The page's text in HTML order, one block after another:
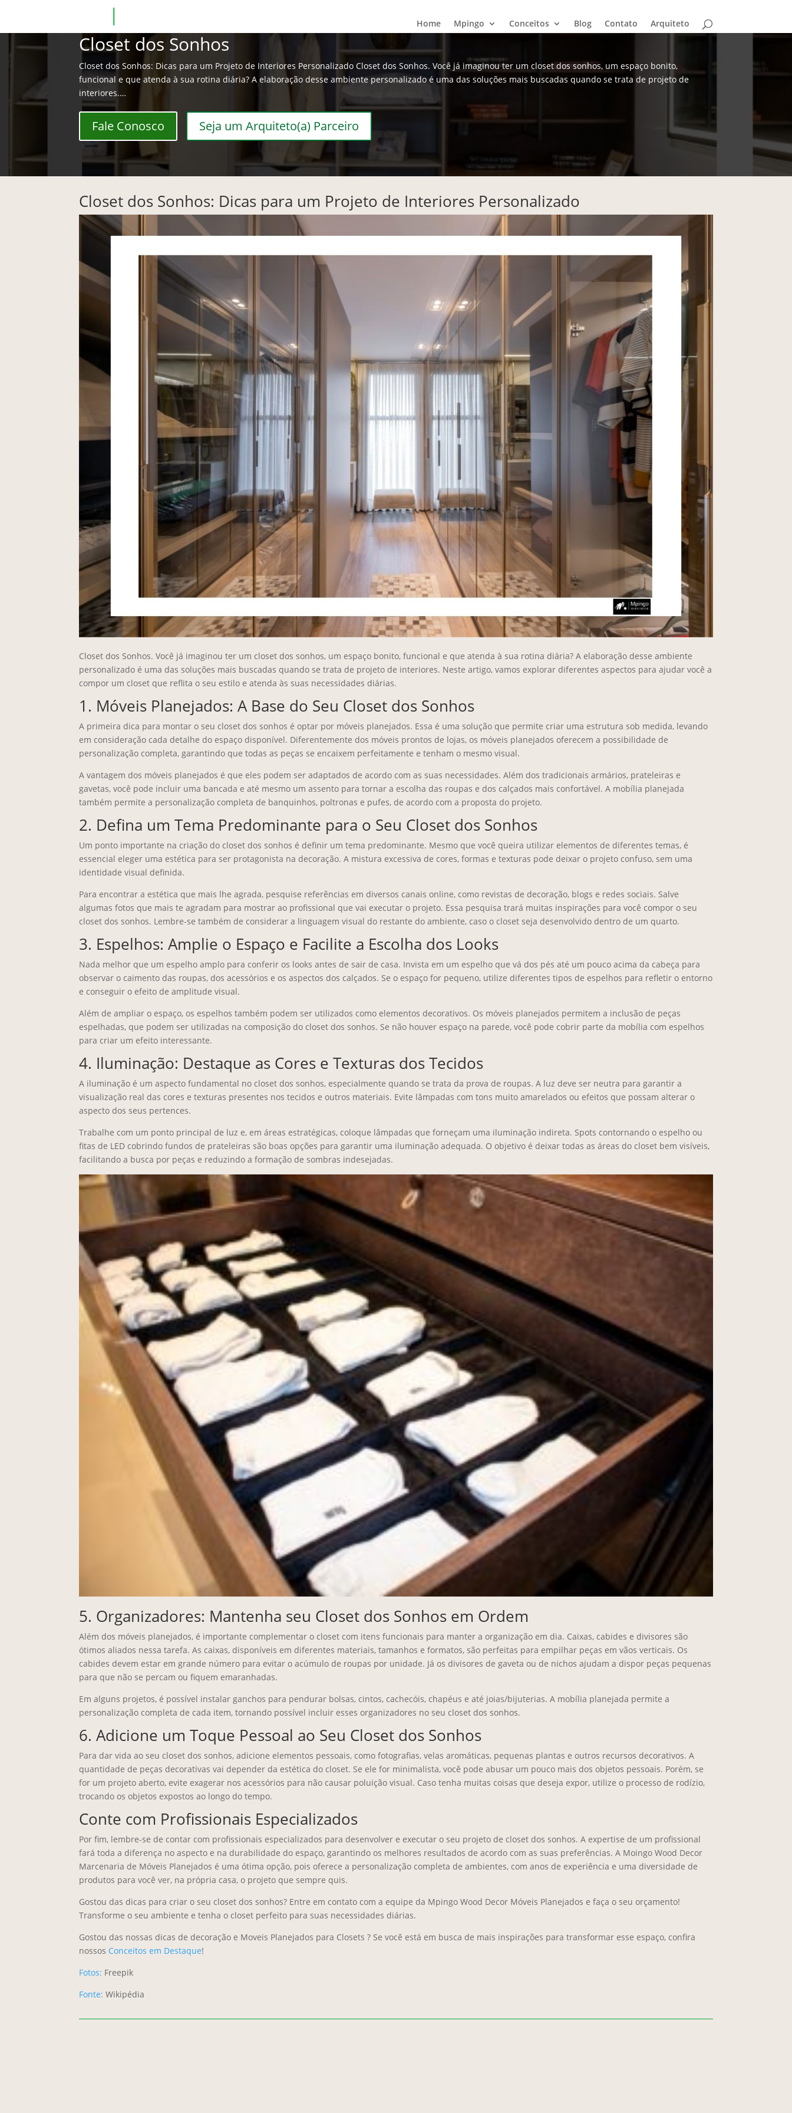
Home Mpingo Conceitos Blog Contato Arquiteto
Closet dos Sonhos
Closet dos Sonhos: Dicas para um Projeto de Interiores Personalizado Closet dos Sonhos. Você já imaginou ter um closet dos sonhos, um espaço bonito,
funcional e que atenda à sua rotina diária? A elaboração desse ambiente personalizado é uma das soluções mais buscadas quando se trata de projeto de
interiores.…
Fale Conosco Seja um Arquiteto(a) Parceiro
Closet dos Sonhos: Dicas para um Projeto de Interiores Personalizado
Closet dos Sonhos. Você já imaginou ter um closet dos sonhos, um espaço bonito, funcional e que atenda à sua rotina diária? A elaboração desse ambiente
personalizado é uma das soluções mais buscadas quando se trata de projeto de interiores. Neste artigo, vamos explorar diferentes aspectos para ajudar você a
compor um closet que reflita o seu estilo e atenda às suas necessidades diárias.
1. Móveis Planejados: A Base do Seu Closet dos Sonhos
A primeira dica para montar o seu closet dos sonhos é optar por móveis planejados. Essa é uma solução que permite criar uma estrutura sob medida, levando
em consideração cada detalhe do espaço disponível. Diferentemente dos móveis prontos de lojas, os móveis planejados oferecem a possibilidade de
personalização completa, garantindo que todas as peças se encaixem perfeitamente e tenham o mesmo visual.
A vantagem dos móveis planejados é que eles podem ser adaptados de acordo com as suas necessidades. Além dos tradicionais armários, prateleiras e
gavetas, você pode incluir uma bancada e até mesmo um assento para tornar a escolha das roupas e dos calçados mais confortável. A mobília planejada
também permite a personalização completa de banquinhos, poltronas e pufes, de acordo com a proposta do projeto.
2. Defina um Tema Predominante para o Seu Closet dos Sonhos
Um ponto importante na criação do closet dos sonhos é definir um tema predominante. Mesmo que você queira utilizar elementos de diferentes temas, é
essencial eleger uma estética para ser protagonista na decoração. A mistura excessiva de cores, formas e texturas pode deixar o projeto confuso, sem uma
identidade visual definida.
Para encontrar a estética que mais lhe agrada, pesquise referências em diversos canais online, como revistas de decoração, blogs e redes sociais. Salve
algumas fotos que mais te agradam para mostrar ao profissional que vai executar o projeto. Essa pesquisa trará muitas inspirações para você compor o seu
closet dos sonhos. Lembre-se também de considerar a linguagem visual do restante do ambiente, caso o closet seja desenvolvido dentro de um quarto.
3. Espelhos: Amplie o Espaço e Facilite a Escolha dos Looks
Nada melhor que um espelho amplo para conferir os looks antes de sair de casa. Invista em um espelho que vá dos pés até um pouco acima da cabeça para
observar o caimento das roupas, dos acessórios e os aspectos dos calçados. Se o espaço for pequeno, utilize diferentes tipos de espelhos para refletir o entorno
e conseguir o efeito de amplitude visual.
Além de ampliar o espaço, os espelhos também podem ser utilizados como elementos decorativos. Os móveis planejados permitem a inclusão de peças
espelhadas, que podem ser utilizadas na composição do closet dos sonhos. Se não houver espaço na parede, você pode cobrir parte da mobília com espelhos
para criar um efeito interessante.
4. Iluminação: Destaque as Cores e Texturas dos Tecidos
A iluminação é um aspecto fundamental no closet dos sonhos, especialmente quando se trata da prova de roupas. A luz deve ser neutra para garantir a
visualização real das cores e texturas presentes nos tecidos e outros materiais. Evite lâmpadas com tons muito amarelados ou efeitos que possam alterar o
aspecto dos seus pertences.
Trabalhe com um ponto principal de luz e, em áreas estratégicas, coloque lâmpadas que forneçam uma iluminação indireta. Spots contornando o espelho ou
fitas de LED cobrindo fundos de prateleiras são boas opções para garantir uma iluminação adequada. O objetivo é deixar todas as áreas do closet bem visíveis,
facilitando a busca por peças e reduzindo a formação de sombras indesejadas.
5. Organizadores: Mantenha seu Closet dos Sonhos em Ordem
Além dos móveis planejados, é importante complementar o closet com itens funcionais para manter a organização em dia. Caixas, cabides e divisores são
ótimos aliados nessa tarefa. As caixas, disponíveis em diferentes materiais, tamanhos e formatos, são perfeitas para empilhar peças em vãos verticais. Os
cabides devem estar em grande número para evitar o acúmulo de roupas por unidade. Já os divisores de gaveta ou de nichos ajudam a dispor peças pequenas
para que não se percam ou fiquem emaranhadas.
Em alguns projetos, é possível instalar ganchos para pendurar bolsas, cintos, cachecóis, chapéus e até joias/bijuterias. A mobília planejada permite a
personalização completa de cada item, tornando possível incluir esses organizadores no seu closet dos sonhos.
6. Adicione um Toque Pessoal ao Seu Closet dos Sonhos
Para dar vida ao seu closet dos sonhos, adicione elementos pessoais, como fotografias, velas aromáticas, pequenas plantas e outros recursos decorativos. A
quantidade de peças decorativas vai depender da estética do closet. Se ele for minimalista, você pode abusar um pouco mais dos objetos pessoais. Porém, se
for um projeto aberto, evite exagerar nos acessórios para não causar poluição visual. Caso tenha muitas coisas que deseja expor, utilize o processo de rodízio,
trocando os objetos expostos ao longo do tempo.
Conte com Profissionais Especializados
Por fim, lembre-se de contar com profissionais especializados para desenvolver e executar o seu projeto de closet dos sonhos. A expertise de um profissional
fará toda a diferença no aspecto e na durabilidade do espaço, garantindo os melhores resultados de acordo com as suas preferências. A Moingo Wood Decor
Marcenaria de Móveis Planejados é uma ótima opção, pois oferece a personalização completa de ambientes, com anos de experiência e uma diversidade de
produtos para você ver, na própria casa, o projeto que sempre quis.
Gostou das dicas para criar o seu closet dos sonhos? Entre em contato com a equipe da Mpingo Wood Decor Móveis Planejados e faça o seu orçamento!
Transforme o seu ambiente e tenha o closet perfeito para suas necessidades diárias.
Gostou das nossas dicas de decoração e Moveis Planejados para Closets ? Se você está em busca de mais inspirações para transformar esse espaço, confira
nossos Conceitos em Destaque!
Fotos: Freepik
Fonte: Wikipédia